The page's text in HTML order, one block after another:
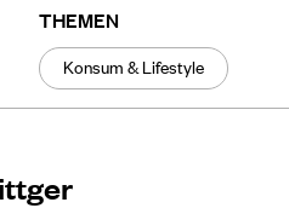
THEMEN
Konsum & Lifestyle